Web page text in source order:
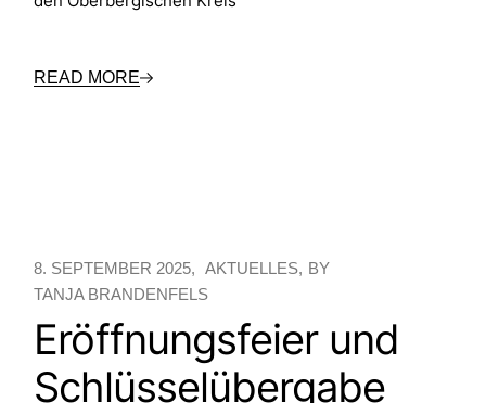
READ MORE
8. SEPTEMBER 2025 AKTUELLES BY
TANJA BRANDENFELS
Eröffnungsfeier und
Schlüsselübergabe